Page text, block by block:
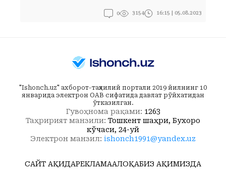
0 3154 16:15 | 05.08.2023
"Ishonch.uz" ахборот-таҳлилий портали 2019 йилнинг 10
январида электрон ОАВ сифатида давлат рўйхатидан
ўтказилган.
Гувоҳнома рақами: 1263
Таҳририят манзили: Тошкент шаҳри, Бухоро
кўчаси, 24-уй
Электрон манзил: ishonch1991@yandex.uz
САЙТ ҲАҚИДАРЕКЛАМААЛОҚАБИЗ ҲАҚИМИЗДА